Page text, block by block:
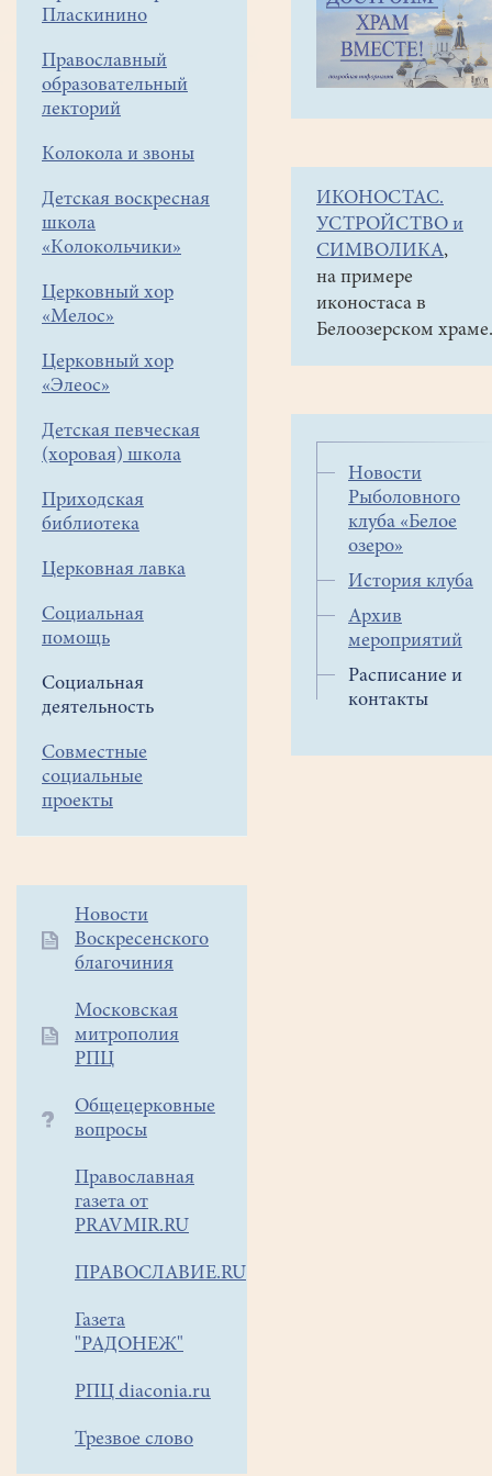
меню
Пласкинино
Православный
образовательный
лекторий
Колокола и звоны
Детская воскресная
школа
«Колокольчики»
Церковный хор
«Мелос»
Церковный хор
«Элеос»
Детская певческая
(хоровая) школа
Приходская
библиотека
Церковная лавка
Социальная
помощь
Социальная
деятельность
Совместные
социальные
проекты
Дополнительное
меню
Новости
Воскресенского
благочиния
Московская
митрополия
РПЦ
Общецерковные
вопросы
Православная
газета от
PRAVMIR.RU
ПРАВОСЛАВИЕ.RU
Газета
"РАДОНЕЖ"
РПЦ diaconia.ru
Трезвое слово
навигации
Социальная
деятельность
Рыболовный
клуб «Белое
контакты
Собрания
членов
рыболовного
"Белое
озеро"
проходят
Культурно-
молодежном
центре
Белоозёрский,
ИКОНОСТАС.
УСТРОЙСТВО и
СИМВОЛИКА,
на примере
иконостаса в
Белоозерском храме.
Новости
Рыболовного
клуба «Белое
озеро»
История клуба
Архив
мероприятий
Расписание и
контакты